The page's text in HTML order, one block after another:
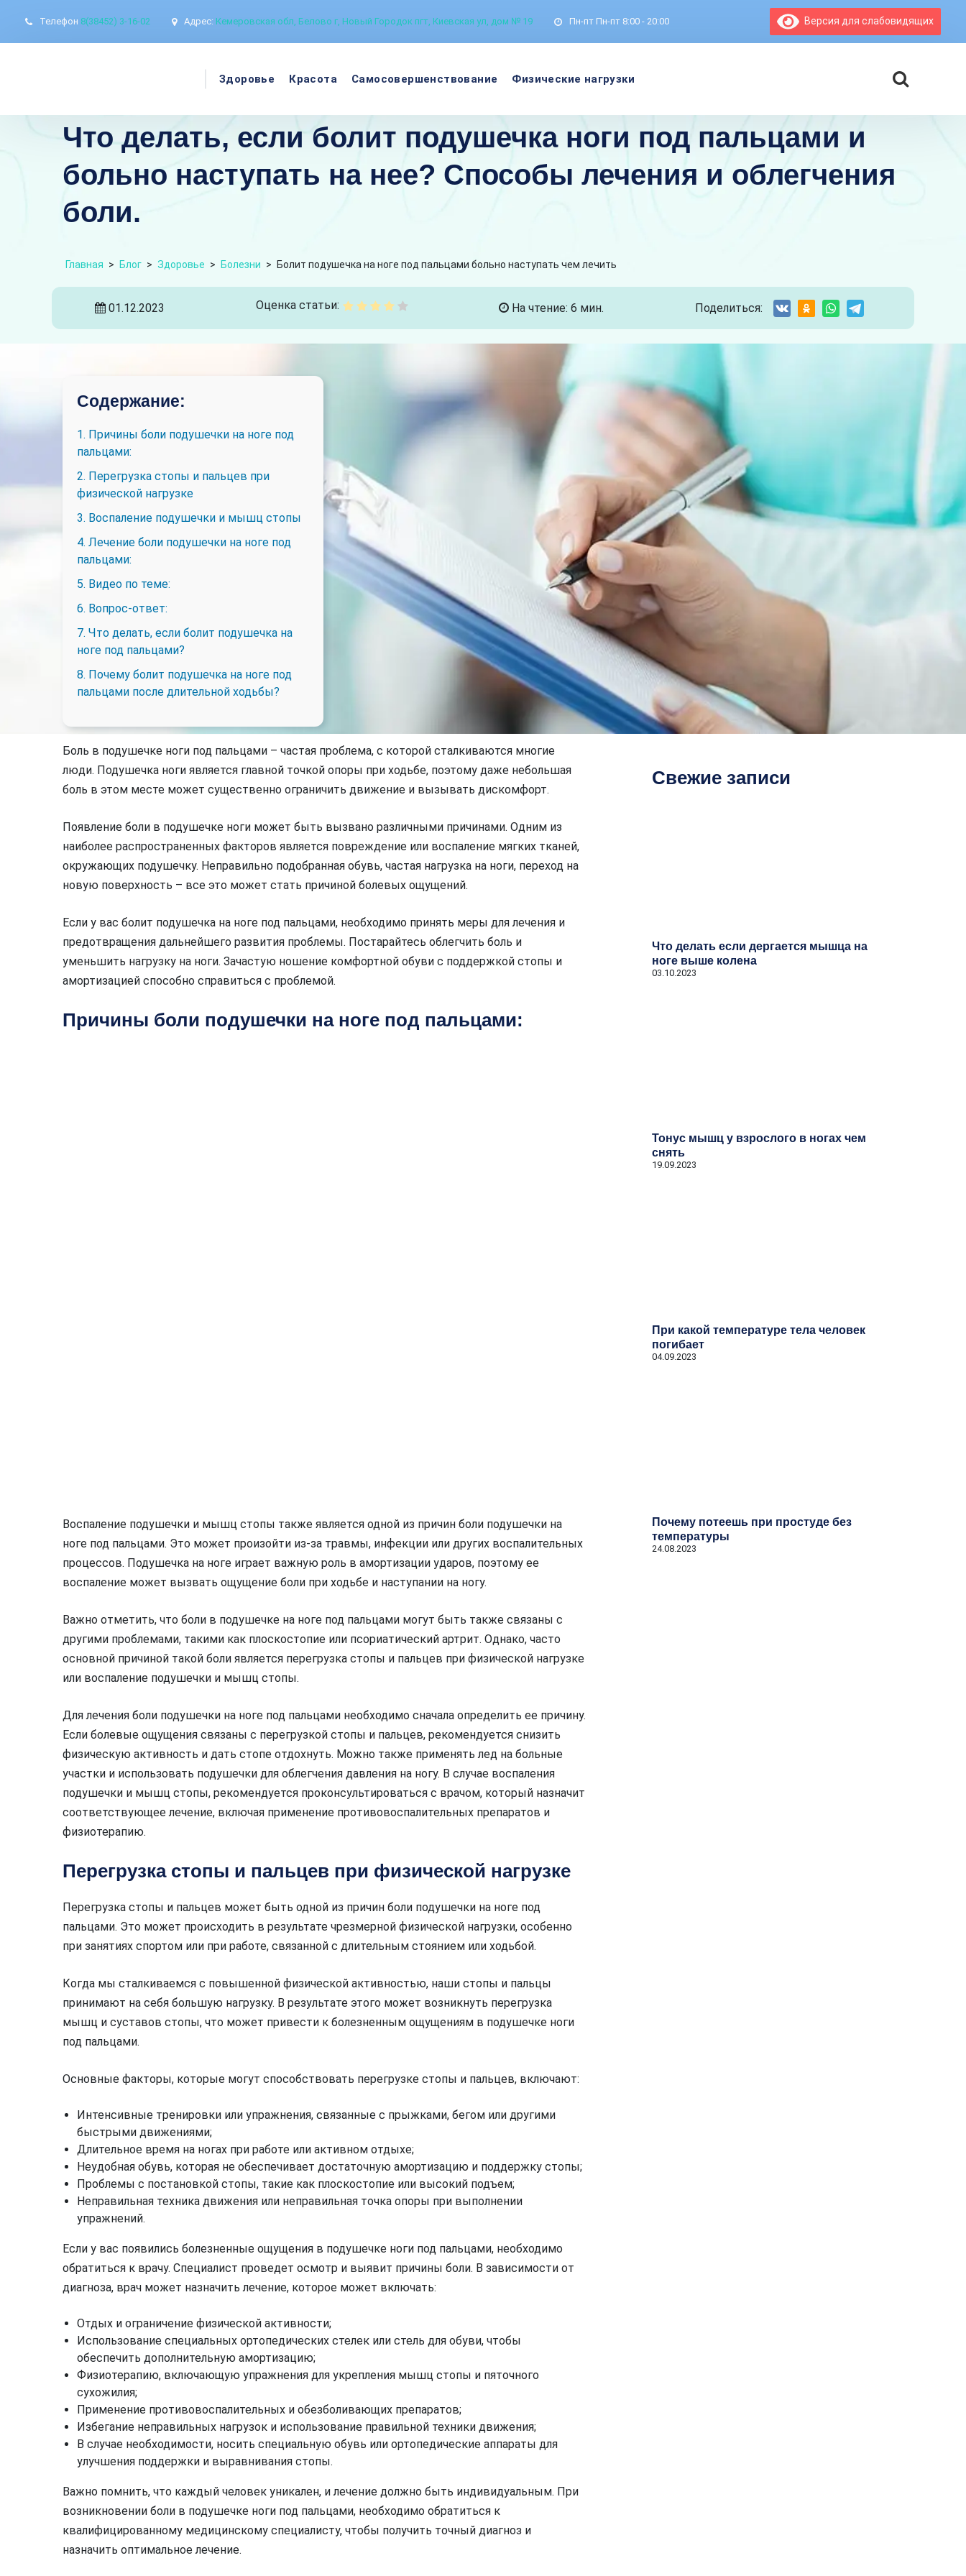
Телефон 8(38452) 3-16-02 Адрес: Кемеровская обл, Белово г, Новый Городок пгт, Киевская ул, дом № 19 Пн-пт Пн-пт 8:00 - 20:00 Версия для слабовидящих
Здоровье Красота Самосовершенствование Физические нагрузки
Что делать, если болит подушечка ноги под пальцами и
больно наступать на нее? Способы лечения и облегчения
боли.
Главная > Блог > Здоровье > Болезни > Болит подушечка на ноге под пальцами больно наступать чем лечить
01.12.2023 Оценка статьи: На чтение: 6 мин. Поделиться:
Содержание:
1. Причины боли подушечки на ноге под
пальцами:
2. Перегрузка стопы и пальцев при
физической нагрузке
3. Воспаление подушечки и мышц стопы
4. Лечение боли подушечки на ноге под
пальцами:
5. Видео по теме:
6. Вопрос-ответ:
7. Что делать, если болит подушечка на
ноге под пальцами?
8. Почему болит подушечка на ноге под
пальцами после длительной ходьбы?
Боль в подушечке ноги под пальцами – частая проблема, с которой сталкиваются многие
люди. Подушечка ноги является главной точкой опоры при ходьбе, поэтому даже небольшая
боль в этом месте может существенно ограничить движение и вызывать дискомфорт.
Появление боли в подушечке ноги может быть вызвано различными причинами. Одним из
наиболее распространенных факторов является повреждение или воспаление мягких тканей,
окружающих подушечку. Неправильно подобранная обувь, частая нагрузка на ноги, переход на
новую поверхность – все это может стать причиной болевых ощущений.
Если у вас болит подушечка на ноге под пальцами, необходимо принять меры для лечения и
предотвращения дальнейшего развития проблемы. Постарайтесь облегчить боль и
уменьшить нагрузку на ноги. Зачастую ношение комфортной обуви с поддержкой стопы и
амортизацией способно справиться с проблемой.
Причины боли подушечки на ноге под пальцами:
Воспаление подушечки и мышц стопы также является одной из причин боли подушечки на
ноге под пальцами. Это может произойти из-за травмы, инфекции или других воспалительных
процессов. Подушечка на ноге играет важную роль в амортизации ударов, поэтому ее
воспаление может вызвать ощущение боли при ходьбе и наступании на ногу.
Важно отметить, что боли в подушечке на ноге под пальцами могут быть также связаны с
другими проблемами, такими как плоскостопие или псориатический артрит. Однако, часто
основной причиной такой боли является перегрузка стопы и пальцев при физической нагрузке
или воспаление подушечки и мышц стопы.
Для лечения боли подушечки на ноге под пальцами необходимо сначала определить ее причину.
Если болевые ощущения связаны с перегрузкой стопы и пальцев, рекомендуется снизить
физическую активность и дать стопе отдохнуть. Можно также применять лед на больные
участки и использовать подушечки для облегчения давления на ногу. В случае воспаления
подушечки и мышц стопы, рекомендуется проконсультироваться с врачом, который назначит
соответствующее лечение, включая применение противовоспалительных препаратов и
физиотерапию.
Перегрузка стопы и пальцев при физической нагрузке
Перегрузка стопы и пальцев может быть одной из причин боли подушечки на ноге под
пальцами. Это может происходить в результате чрезмерной физической нагрузки, особенно
при занятиях спортом или при работе, связанной с длительным стоянием или ходьбой.
Когда мы сталкиваемся с повышенной физической активностью, наши стопы и пальцы
принимают на себя большую нагрузку. В результате этого может возникнуть перегрузка
мышц и суставов стопы, что может привести к болезненным ощущениям в подушечке ноги
под пальцами.
Основные факторы, которые могут способствовать перегрузке стопы и пальцев, включают:
Интенсивные тренировки или упражнения, связанные с прыжками, бегом или другими
быстрыми движениями;
Длительное время на ногах при работе или активном отдыхе;
Неудобная обувь, которая не обеспечивает достаточную амортизацию и поддержку стопы;
Проблемы с постановкой стопы, такие как плоскостопие или высокий подъем;
Неправильная техника движения или неправильная точка опоры при выполнении
упражнений.
Если у вас появились болезненные ощущения в подушечке ноги под пальцами, необходимо
обратиться к врачу. Специалист проведет осмотр и выявит причины боли. В зависимости от
диагноза, врач может назначить лечение, которое может включать:
Отдых и ограничение физической активности;
Использование специальных ортопедических стелек или стель для обуви, чтобы
обеспечить дополнительную амортизацию;
Физиотерапию, включающую упражнения для укрепления мышц стопы и пяточного
сухожилия;
Применение противовоспалительных и обезболивающих препаратов;
Избегание неправильных нагрузок и использование правильной техники движения;
В случае необходимости, носить специальную обувь или ортопедические аппараты для
улучшения поддержки и выравнивания стопы.
Важно помнить, что каждый человек уникален, и лечение должно быть индивидуальным. При
возникновении боли в подушечке ноги под пальцами, необходимо обратиться к
квалифицированному медицинскому специалисту, чтобы получить точный диагноз и
назначить оптимальное лечение.
Свежие записи
Что делать если дергается мышца на
ноге выше колена
03.10.2023
Тонус мышц у взрослого в ногах чем
снять
19.09.2023
При какой температуре тела человек
погибает
04.09.2023
Почему потеешь при простуде без
температуры
24.08.2023